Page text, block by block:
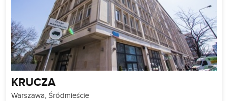
KRUCZA
Warszawa, Śródmieście